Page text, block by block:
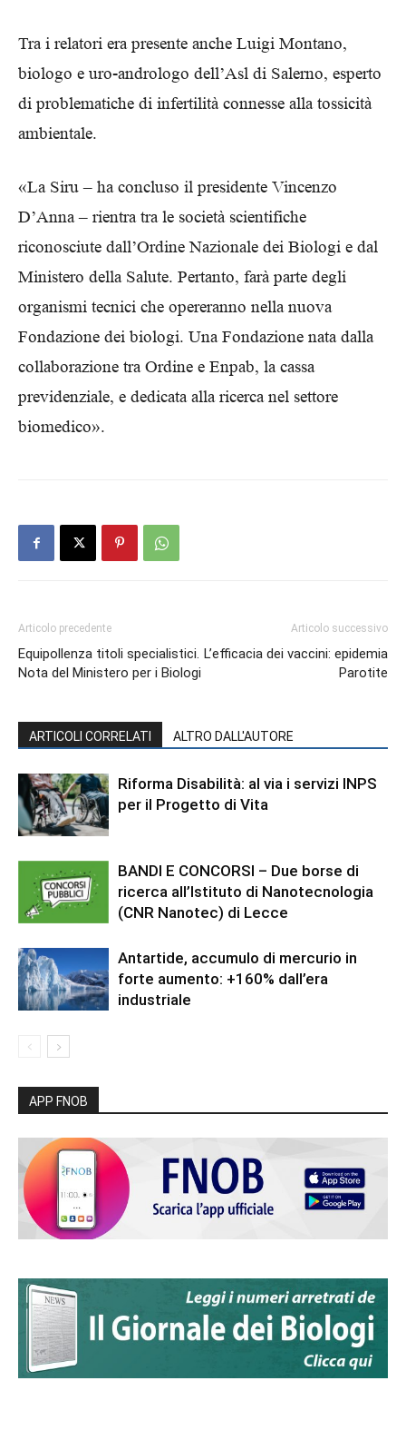
Tra i relatori era presente anche Luigi Montano,
biologo e uro-andrologo dell’Asl di Salerno, esperto
di problematiche di infertilità connesse alla tossicità
ambientale.
«La Siru – ha concluso il presidente Vincenzo
D’Anna – rientra tra le società scientifiche
riconosciute dall’Ordine Nazionale dei Biologi e dal
Ministero della Salute. Pertanto, farà parte degli
organismi tecnici che opereranno nella nuova
Fondazione dei biologi. Una Fondazione nata dalla
collaborazione tra Ordine e Enpab, la cassa
previdenziale, e dedicata alla ricerca nel settore
biomedico».
Articolo precedente
Equipollenza titoli specialistici.
Nota del Ministero per i Biologi
Articolo successivo
L’efficacia dei vaccini: epidemia
Parotite
ARTICOLI CORRELATI ALTRO DALL'AUTORE
Riforma Disabilità: al via i servizi INPS
per il Progetto di Vita
BANDI E CONCORSI – Due borse di
ricerca all’Istituto di Nanotecnologia
(CNR Nanotec) di Lecce
Antartide, accumulo di mercurio in
forte aumento: +160% dall’era
industriale
APP FNOB